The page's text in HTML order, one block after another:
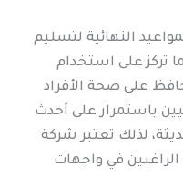
النهائية لتسليم
تركز على استخدام
على صحة الأفراد
باستمرار على أحدث
لذلك تعتبر شركة
الراغبين في واجهات